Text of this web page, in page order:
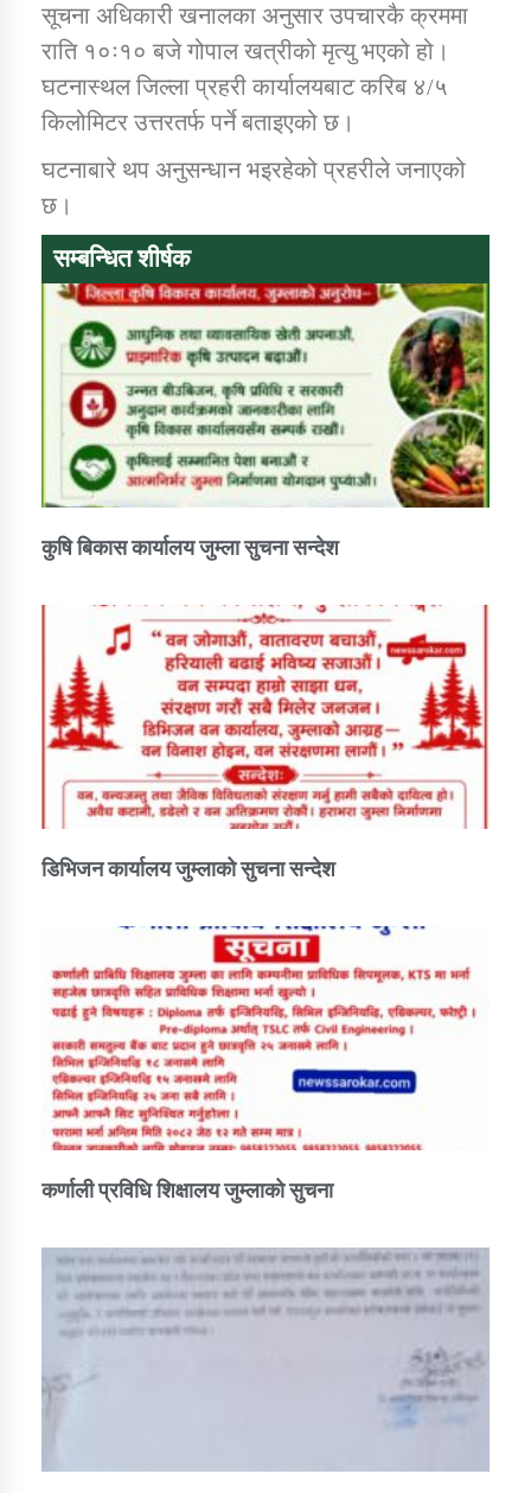
कार्यक्रम कार्यान्वयन एकाई जुम्लाको सुचना
तातोपानी गाउँपालिकाको न्यायिक समिति सम्बन्धी सन्देश
तातोपानी गाउँपालिका जुम्लाको महिला तथा लैङ्गिक हिंसा
तातोपानी गाउँपालिका जुम्लाको महिनावारी सम्बन्धिकाे
तातोपानी गाउँपालिका जुम्लाको बालविवाह सन्देश
तातोपानी गाउँपालिका जुम्लाको सूचना
तातोपानी गाउँपालिका जुम्लाको सूचना
सूचना अधिकारी खनालका अनुसार उपचारकै क्रममा
राति १०ः१० बजे गोपाल खत्रीको मृत्यु भएको हो।
घटनास्थल जिल्ला प्रहरी कार्यालयबाट करिब ४/५
किलोमिटर उत्तरतर्फ पर्ने बताइएको छ।
घटनाबारे थप अनुसन्धान भइरहेको प्रहरीले जनाएको
छ।
सम्बन्धित शीर्षक
कुषि बिकास कार्यालय जुम्ला सुचना सन्देश
डिभिजन कार्यालय जुम्लाको सुचना सन्देश
कर्णाली प्रविधि शिक्षालय जुम्लाको सुचना